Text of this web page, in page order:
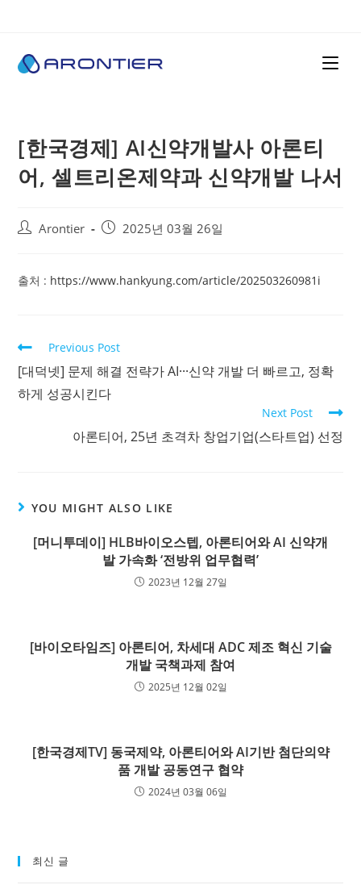
[한국경제] AI신약개발사 아론티
어, 셀트리온제약과 신약개발 나서
Arontier 2025년 03월 26일
출처 : https://www.hankyung.com/article/202503260981i
Previous Post
[대덕넷] 문제 해결 전략가 AI···신약 개발 더 빠르고, 정확
하게 성공시킨다
Next Post
아론티어, 25년 초격차 창업기업(스타트업) 선정
YOU MIGHT ALSO LIKE
[머니투데이] HLB바이오스텝, 아론티어와 AI 신약개
발 가속화 ‘전방위 업무협력’
2023년 12월 27일
[바이오타임즈] 아론티어, 차세대 ADC 제조 혁신 기술
개발 국책과제 참여
2025년 12월 02일
[한국경제TV] 동국제약, 아론티어와 AI기반 첨단의약
품 개발 공동연구 협약
2024년 03월 06일
최신 글